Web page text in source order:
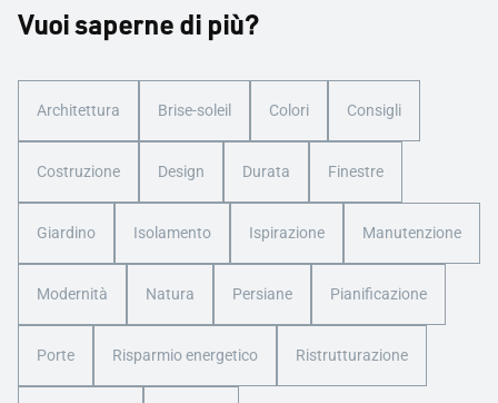
Vuoi saperne di più?
Architettura Brise-soleil Colori Consigli
Costruzione Design Durata Finestre
Giardino Isolamento Ispirazione Manutenzione
Modernità Natura Persiane Pianificazione
Porte Risparmio energetico Ristrutturazione